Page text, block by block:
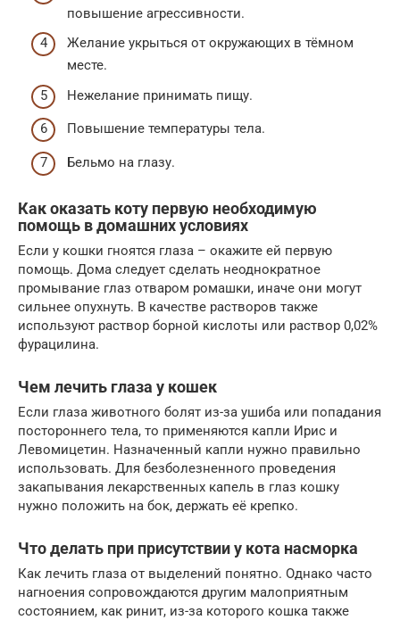
повышение агрессивности.
Желание укрыться от окружающих в тёмном
месте.
Нежелание принимать пищу.
Повышение температуры тела.
Бельмо на глазу.
Как оказать коту первую необходимую
помощь в домашних условиях
Если у кошки гноятся глаза – окажите ей первую
помощь. Дома следует сделать неоднократное
промывание глаз отваром ромашки, иначе они могут
сильнее опухнуть. В качестве растворов также
используют раствор борной кислоты или раствор 0,02%
фурацилина.
Чем лечить глаза у кошек
Если глаза животного болят из-за ушиба или попадания
постороннего тела, то применяются капли Ирис и
Левомицетин. Назначенный капли нужно правильно
использовать. Для безболезненного проведения
закапывания лекарственных капель в глаз кошку
нужно положить на бок, держать её крепко.
Что делать при присутствии у кота насморка
Как лечить глаза от выделений понятно. Однако часто
нагноения сопровождаются другим малоприятным
состоянием, как ринит, из-за которого кошка также